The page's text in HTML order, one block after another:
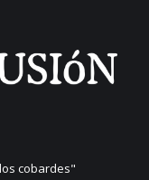
cobardes"